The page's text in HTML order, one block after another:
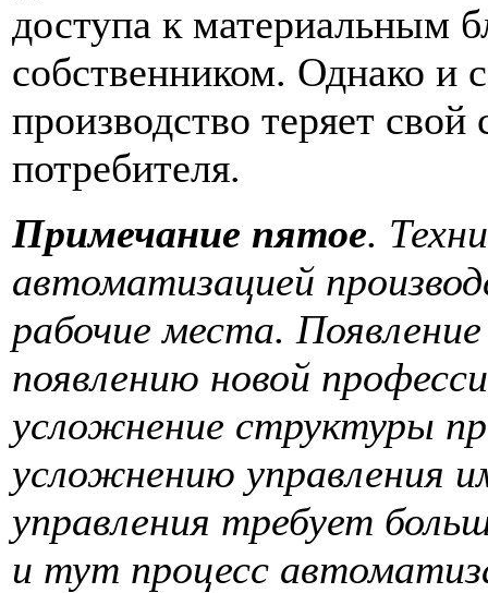
доступа к материальным
собственником. Однако и
производство теряет
потребителя.
Примечание пятое.
автоматизацией
рабочие места.
появлению новой
усложнение структуры
усложнению управления
управления требует
и тут процесс